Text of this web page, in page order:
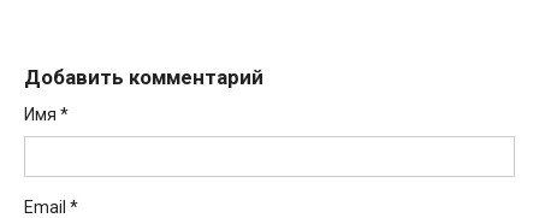
Добавить комментарий
Имя *
Email *